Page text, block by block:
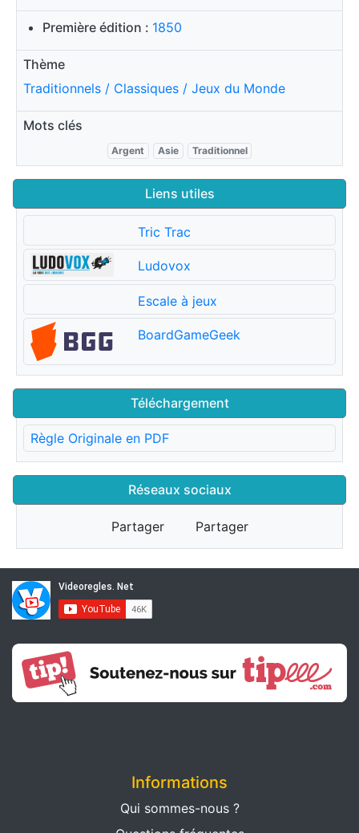
Première édition : 1850
Thème
Traditionnels / Classiques / Jeux du Monde
Mots clés
Argent Asie Traditionnel
Liens utiles
Tric Trac
Ludovox
Escale à jeux
BoardGameGeek
Téléchargement
Règle Originale en PDF
Réseaux sociaux
Partager Partager
Informations
Qui sommes-nous ?